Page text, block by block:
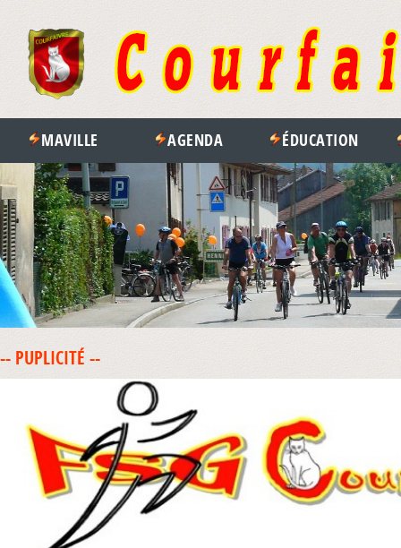
MAVILLE AGENDA ÉDUCATION
-- PUPLICITÉ --